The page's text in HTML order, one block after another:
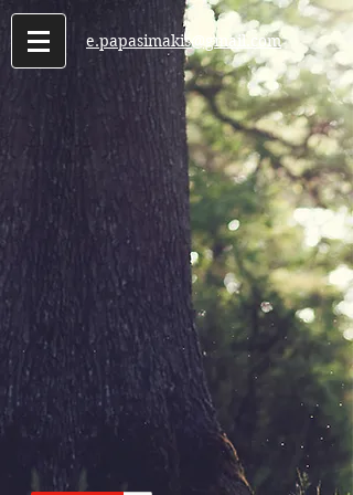
e.papasimakis@gmail.com